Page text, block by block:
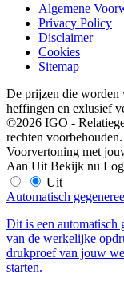
Algemene
Privacy Policy
Disclaimer
Cookies
Sitemap
De prijzen die worden
heffingen en exlusief
©2026 IGO -
rechten voorbehouden.
Voorvertoning met
Aan Uit Bekijk nu
Uit
Automatisch
Dit is een automatisch
van de werkelijke
drukproef van jouw
starten.